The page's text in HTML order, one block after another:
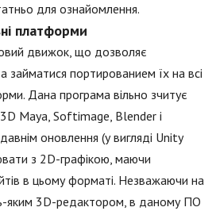
для ознайомлення.
платформи
движок, що дозволяє
займатися портированием їх на всі
Дана програма вільно зчитує
Maya, Softimage, Blender і
оновлення (у вигляді Unity
з 2D-графікою, маючи
в цьому форматі. Незважаючи на
яким 3D-редактором, в даному ПО